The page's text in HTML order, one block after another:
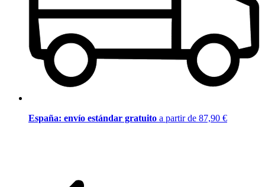
España: envío estándar gratuito a partir de 87,90 €